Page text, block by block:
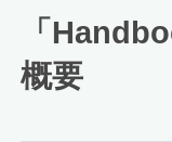
「
概要